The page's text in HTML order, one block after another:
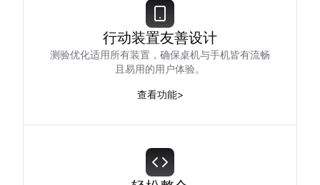
行动装置友善设计
测验优化适用所有装置，确保桌机与手机皆有流畅
且易用的用户体验。
查看功能>